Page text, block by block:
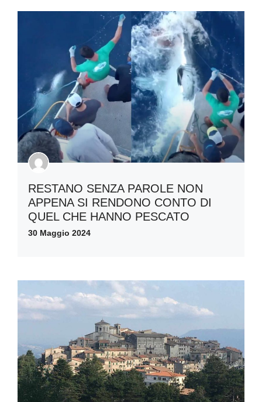
RESTANO SENZA PAROLE NON
APPENA SI RENDONO CONTO DI
QUEL CHE HANNO PESCATO
30 Maggio 2024